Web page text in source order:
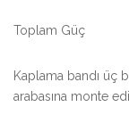
Toplam Güç
Kaplama bandı üç
arabasına monte